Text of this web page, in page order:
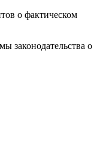
о фактическом
законодательства о